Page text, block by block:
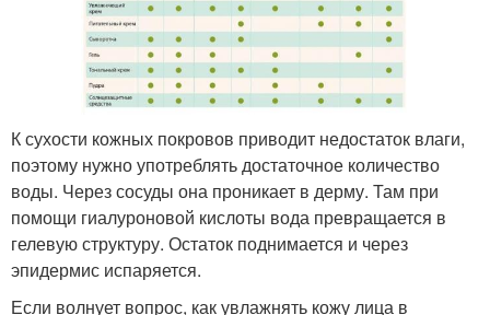
К сухости кожных покровов приводит недостаток влаги,
поэтому нужно употреблять достаточное количество
воды. Через сосуды она проникает в дерму. Там при
помощи гиалуроновой кислоты вода превращается в
гелевую структуру. Остаток поднимается и через
эпидермис испаряется.
Если волнует вопрос, как увлажнять кожу лица в